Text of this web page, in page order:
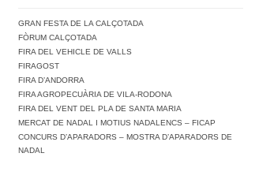
GRAN FESTA DE LA CALÇOTADA
FÒRUM CALÇOTADA
FIRA DEL VEHICLE DE VALLS
FIRAGOST
FIRA D’ANDORRA
FIRA AGROPECUÀRIA DE VILA-RODONA
FIRA DEL VENT DEL PLA DE SANTA MARIA
MERCAT DE NADAL I MOTIUS NADALENCS – FICAP
CONCURS D’APARADORS – MOSTRA D’APARADORS DE
NADAL